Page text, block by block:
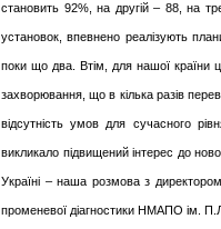
становить 92%, на другій – 88, на
установок, впевнено реалізують
поки що два. Втім, для нашої країни
захворювання, що в кілька разів
відсутність умов для сучасного
викликало підвищений інтерес до
Україні – наша розмова з
променевої діагностики НМАПО ім.